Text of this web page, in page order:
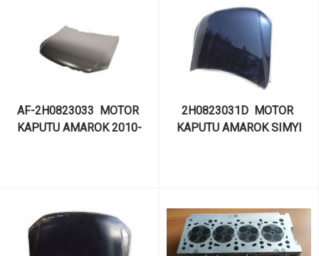
AF-2H0823033  MOTOR
KAPUTU AMAROK 2010-
2H0823031D  MOTOR
KAPUTU AMAROK SIMYI